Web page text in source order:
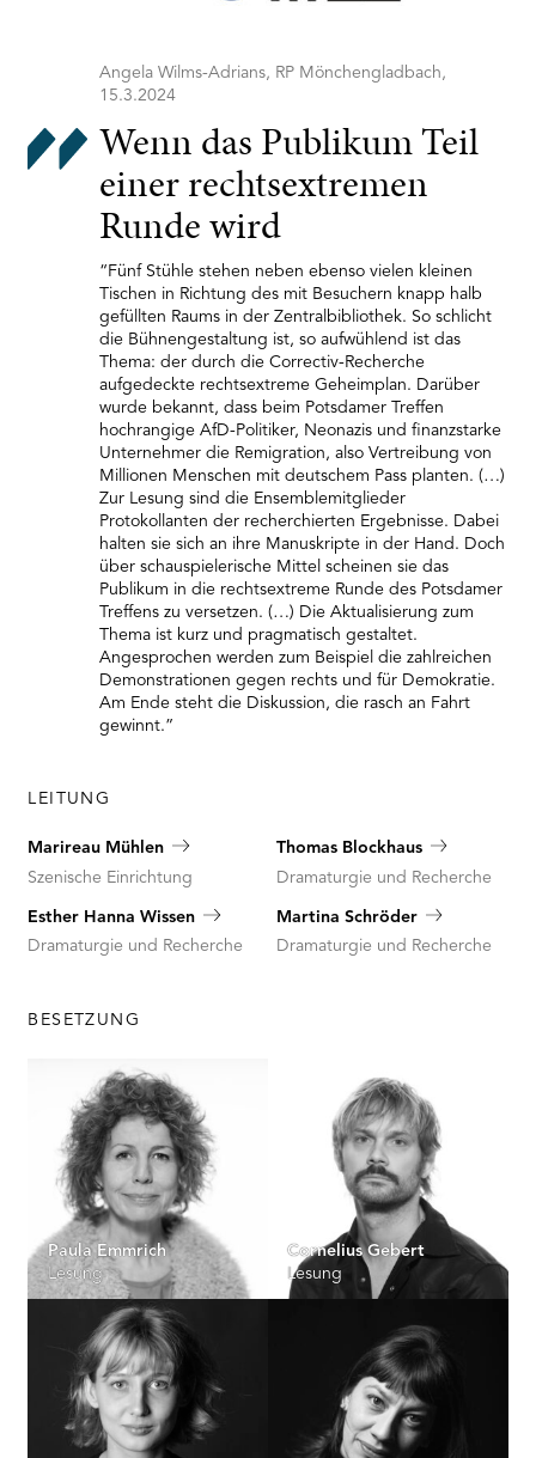
Angela Wilms-Adrians, RP Mönchengladbach,
15.3.2024
Wenn das Publikum Teil
einer rechtsextremen
Runde wird
“Fünf Stühle stehen neben ebenso vielen kleinen
Tischen in Richtung des mit Besuchern knapp halb
gefüllten Raums in der Zentralbibliothek. So schlicht
die Bühnengestaltung ist, so aufwühlend ist das
Thema: der durch die Correctiv-Recherche
aufgedeckte rechtsextreme Geheimplan. Darüber
wurde bekannt, dass beim Potsdamer Treffen
hochrangige AfD-Politiker, Neonazis und finanzstarke
Unternehmer die Remigration, also Vertreibung von
Millionen Menschen mit deutschem Pass planten. (…)
Zur Lesung sind die Ensemblemitglieder
Protokollanten der recherchierten Ergebnisse. Dabei
halten sie sich an ihre Manuskripte in der Hand. Doch
über schauspielerische Mittel scheinen sie das
Publikum in die rechtsextreme Runde des Potsdamer
Treffens zu versetzen. (…) Die Aktualisierung zum
Thema ist kurz und pragmatisch gestaltet.
Angesprochen werden zum Beispiel die zahlreichen
Demonstrationen gegen rechts und für Demokratie.
Am Ende steht die Diskussion, die rasch an Fahrt
gewinnt.”
LEITUNG
Marireau Mühlen
Szenische Einrichtung
Thomas Blockhaus
Dramaturgie und Recherche
Esther Hanna Wissen
Dramaturgie und Recherche
Martina Schröder
Dramaturgie und Recherche
BESETZUNG
Paula Emmrich
Lesung
Cornelius Gebert
Lesung